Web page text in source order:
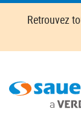
Skip
content
Retrouvez